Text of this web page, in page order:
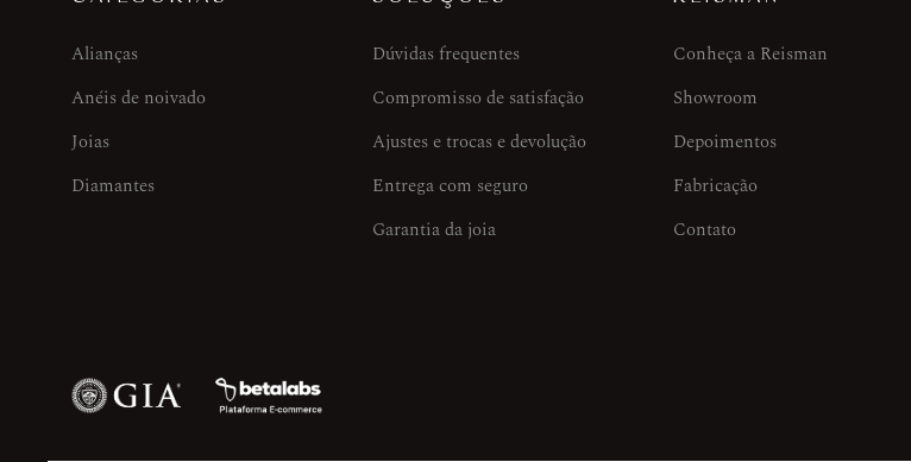
Alianças
Anéis de noivado
Joias
Diamantes
Dúvidas frequentes
Compromisso de satisfação
Ajustes e trocas e devolução
Entrega com seguro
Garantia da joia
Conheça a Reisman
Showroom
Depoimentos
Fabricação
Contato